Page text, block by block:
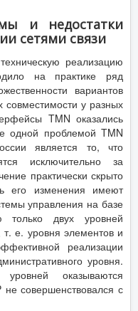
и недостатки
сетями связи
реализацию
на практике ряд
вариантов
совместимости у разных
TMN оказались
одной проблемой TMN
является то, что
исключительно за
практически скрыто
его изменения имеют
управления на базе
только двух уровней
е. уровня элементов и
реализации
уровня.
оказываются
совершенствовался с